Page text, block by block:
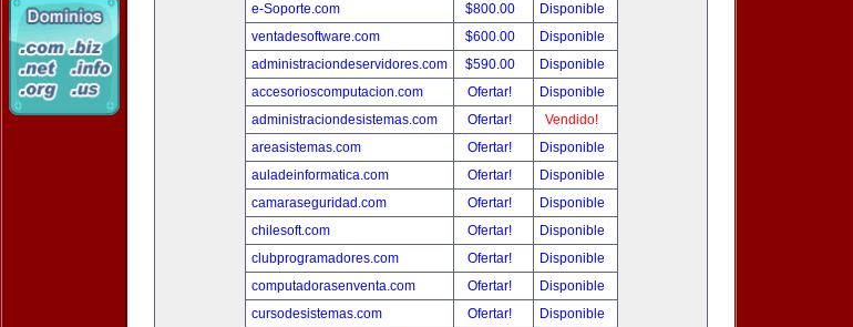
e-Soporte.com
$800.00
Disponible
ventadesoftware.com
$600.00
Disponible
administraciondeservidores.com
$590.00
Disponible
accesorioscomputacion.com
Ofertar!
Disponible
administraciondesistemas.com
Ofertar!
Vendido!
areasistemas.com
Ofertar!
Disponible
auladeinformatica.com
Ofertar!
Disponible
camaraseguridad.com
Ofertar!
Disponible
chilesoft.com
Ofertar!
Disponible
clubprogramadores.com
Ofertar!
Disponible
computadorasenventa.com
Ofertar!
Disponible
cursodesistemas.com
Ofertar!
Disponible